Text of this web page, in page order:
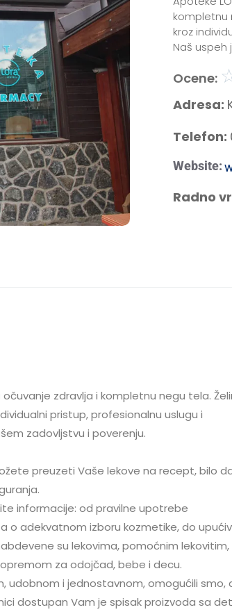
kompletnu
kroz
Naš uspeh
Ocene:
Adresa:
Telefon:
Website:
Radno
zdravlja i kompletnu negu tela.
pristup, profesionalnu uslugu i
zadovljstvu i poverenju.
preuzeti Vaše lekove na recept, bilo
informacije: od pravilne upotrebe
adekvatnom izboru kozmetike, do
su lekovima, pomoćnim lekovitim,
za odojčad, bebe i decu.
udobnom i jednostavnom, omogućili smo,
dostupan Vam je spisak proizvoda sa